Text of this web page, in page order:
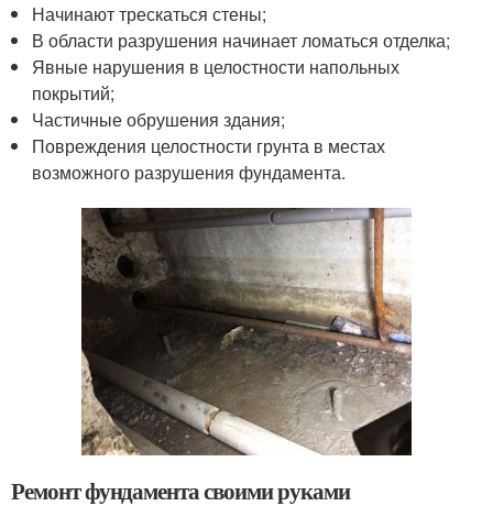
Начинают трескаться стены;
В области разрушения начинает ломаться отделка;
Явные нарушения в целостности напольных
покрытий;
Частичные обрушения здания;
Повреждения целостности грунта в местах
возможного разрушения фундамента.
Ремонт фундамента своими руками